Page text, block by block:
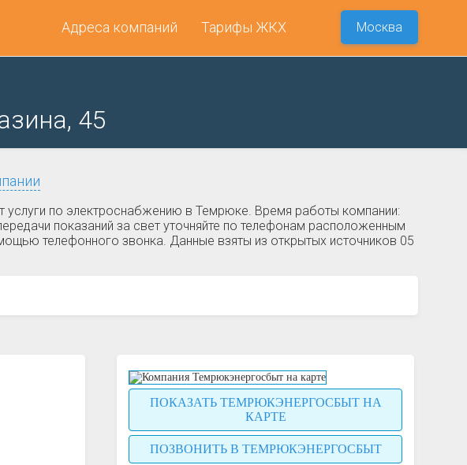
Адреса компаний Тарифы ЖКХ Москва
45
услуги по электроснабжению в Темрюке. Время работы компании:
показаний за свет уточняйте по телефонам расположенным
телефонного звонка. Данные взяты из открытых источников 05
ПОКАЗАТЬ ТЕМРЮКЭНЕРГОСБЫТ НА
КАРТЕ
ПОЗВОНИТЬ В ТЕМРЮКЭНЕРГОСБЫТ